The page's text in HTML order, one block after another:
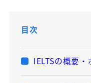
目次
IELTSの概要・